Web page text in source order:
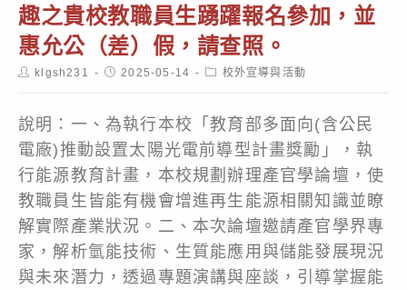
趣之貴校教職員生踴躍報名參加，並
惠允公（差）假，請查照。
Postklgsh231
Post2025-05-14
Post校外宣導與活動
說明：一、為執行本校「教育部多面向(含公民
電廠)推動設置太陽光電前導型計畫獎勵」，執
行能源教育計畫，本校規劃辦理產官學論壇，使
教職員生皆能有機會增進再生能源相關知識並瞭
解實際產業狀況。二、本次論壇邀請產官學界專
家，解析氫能技術、生質能應用與儲能發展現況
與未來潛力，透過專題演講與座談，引導掌握能